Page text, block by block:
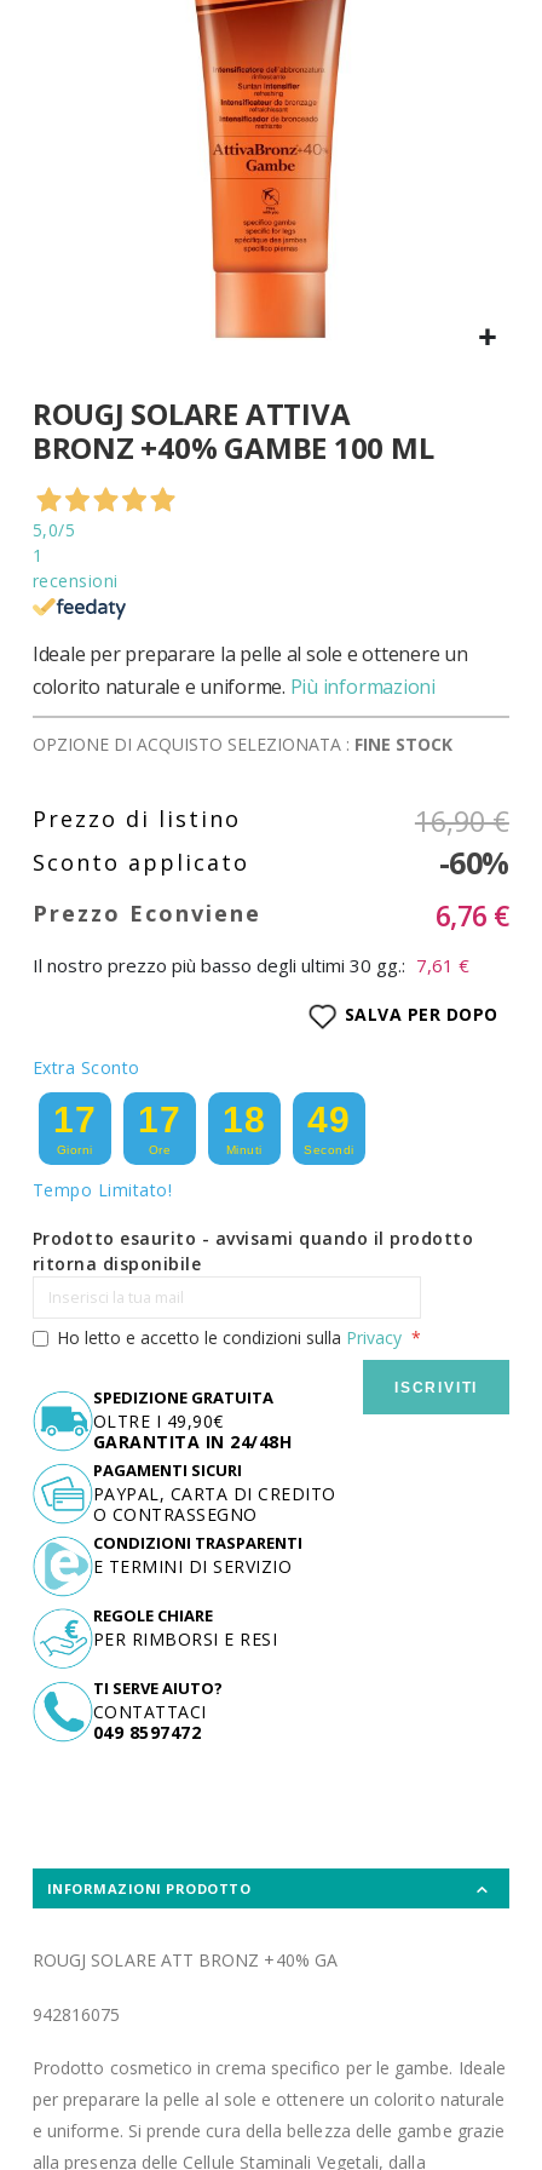
all'inizio
della
galleria
immagini
ROUGJ SOLARE ATTIVA
BRONZ +40% GAMBE 100 ML
5,0/5
1
recensioni
Ideale per preparare la pelle al sole e ottenere un
colorito naturale e uniforme. Più informazioni
OPZIONE DI ACQUISTO SELEZIONATA : FINE STOCK
16,90 €
-60%
6,76 €
Il nostro prezzo più basso degli ultimi 30 gg.: 7,61 €
SALVA PER DOPO
Extra Sconto
17
Giorni
17
Ore
18
Minuti
48
Secondi
Tempo Limitato!
Prodotto esaurito - avvisami quando il prodotto
ritorna disponibile
Ho letto e accetto le condizioni sulla Privacy
ISCRIVITI
SPEDIZIONE GRATUITA
OLTRE I 49,90€
GARANTITA IN 24/48H
TI SERVE AIUTO?
CONTATTACI
049 8597472
PAGAMENTI SICURI
PAYPAL, CARTA DI CREDITO
O CONTRASSEGNO
CONDIZIONI TRASPARENTI
E TERMINI DI SERVIZIO
REGOLE CHIARE
PER RIMBORSI E RESI
INFORMAZIONI PRODOTTO
ROUGJ SOLARE ATT BRONZ +40% GA
942816075
Prodotto cosmetico in crema specifico per le gambe. Ideale
per preparare la pelle al sole e ottenere un colorito naturale
e uniforme. Si prende cura della bellezza delle gambe grazie
alla presenza delle Cellule Staminali Vegetali, dalla